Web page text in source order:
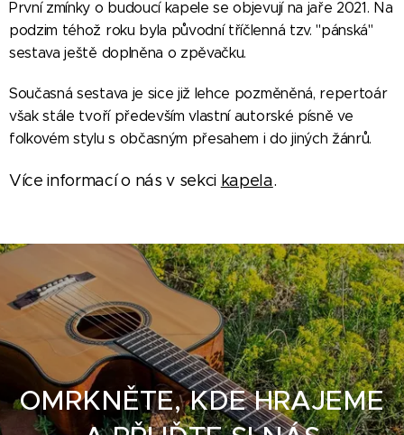
První zmínky o budoucí kapele se objevují na jaře 2021. Na
podzim téhož roku byla původní tříčlenná tzv. "pánská"
sestava ještě doplněna o zpěvačku.
Současná sestava je sice již lehce pozměněná, repertoár
však stále tvoří především vlastní autorské písně ve
folkovém stylu s občasným přesahem i do jiných žánrů.
Více informací o nás v sekci kapela.
OMRKNĚTE, KDE HRAJEME